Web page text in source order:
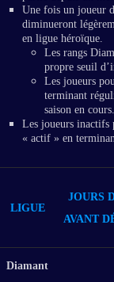
Une fois un joueur
diminueront
en ligue héroïque.
Les rangs
propre seuil
Les joueurs
terminant
saison en cours.
Les joueurs inactifs
« actif » en
LIGUE
JOURS
AVANT
Diamant